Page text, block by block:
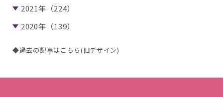
2021年（224）
2020年（139）
◆過去の記事はこちら(旧デザイン)